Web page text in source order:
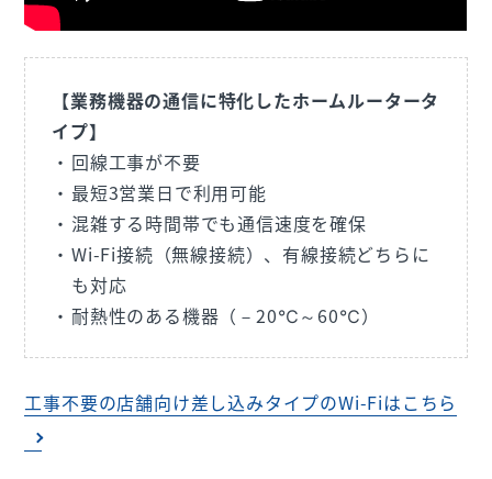
【業務機器の通信に特化したホームルータータ
イプ】
回線工事が不要
最短3営業日で利用可能
混雑する時間帯でも通信速度を確保
Wi-Fi接続（無線接続）、有線接続どちらに
も対応
耐熱性のある機器（－20℃～60℃）
工事不要の店舗向け差し込みタイプのWi-Fiはこちら